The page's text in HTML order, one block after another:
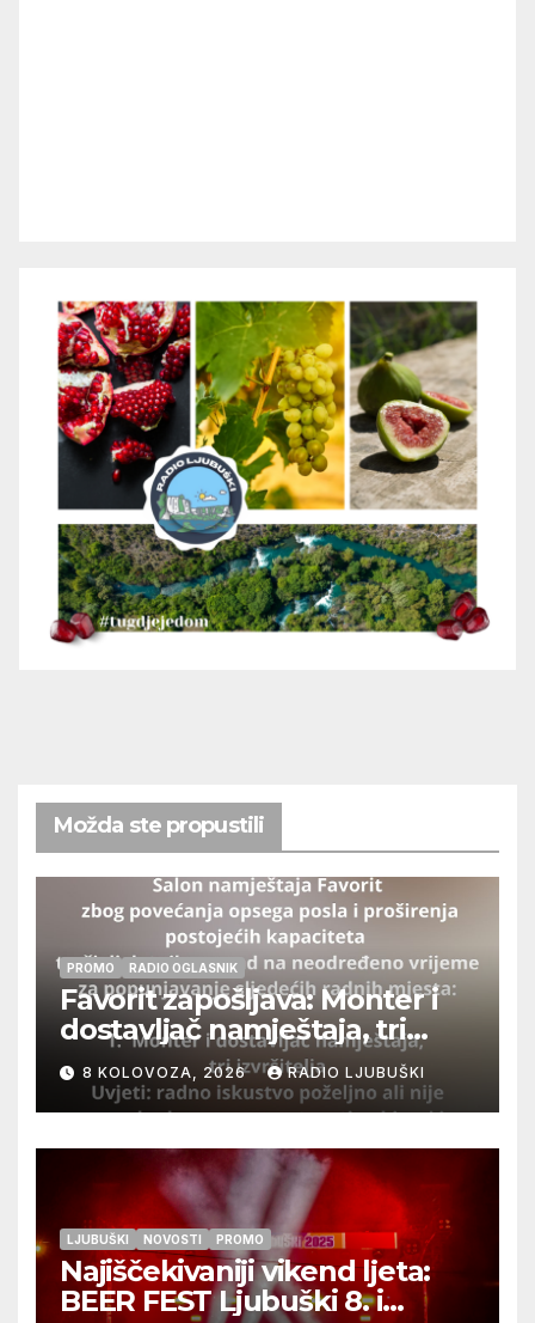
Možda ste propustili
PROMO RADIO OGLASNIK
Favorit zapošljava: Monter i
dostavljač namještaja, tri
izvršitelja
8 KOLOVOZA, 2026 RADIO LJUBUŠKI
LJUBUŠKI NOVOSTI PROMO
Najiščekivaniji vikend ljeta:
BEER FEST Ljubuški 8. i